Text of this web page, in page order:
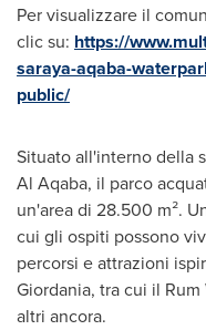
Per visualizzare il
clic su: https://
saraya-aqaba-
public/
Situato all'interno della
Al Aqaba, il parco
un'area di 28.500 m².
cui gli ospiti possono
percorsi e attrazioni
Giordania, tra cui il Rum
altri ancora.